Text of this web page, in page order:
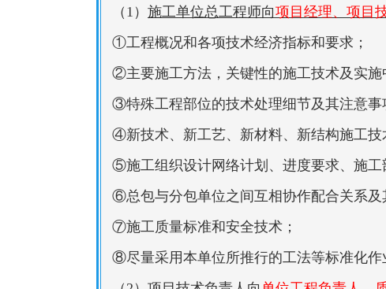
（1） 施工单位总工程师向项目经理、项目
①工程概况和各项技术经济指标和要求；
②主要施工方法，关键性的施工技术及实施
③特殊工程部位的技术处理细节及其注意事
④新技术、新工艺、新材料、新结构施工技
⑤施工组织设计网络计划、进度要求、施工
⑥总包与分包单位之间互相协作配合关系及
⑦施工质量标准和安全技术；
⑧尽量采用本单位所推行的工法等标准化作